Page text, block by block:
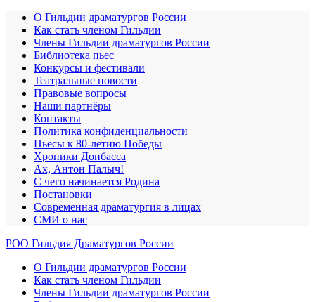
О Гильдии драматургов России
Как стать членом Гильдии
Члены Гильдии драматургов России
Библиотека пьес
Конкурсы и фестивали
Театральные новости
Правовые вопросы
Наши партнёры
Контакты
Политика конфиденциальности
Пьесы к 80-летию Победы
Хроники Донбасса
Ах, Антон Палыч!
С чего начинается Родина
Постановки
Современная драматургия в лицах
СМИ о нас
РОО Гильдия Драматургов России
О Гильдии драматургов России
Как стать членом Гильдии
Члены Гильдии драматургов России